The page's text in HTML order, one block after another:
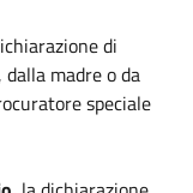
di
madre o da
speciale